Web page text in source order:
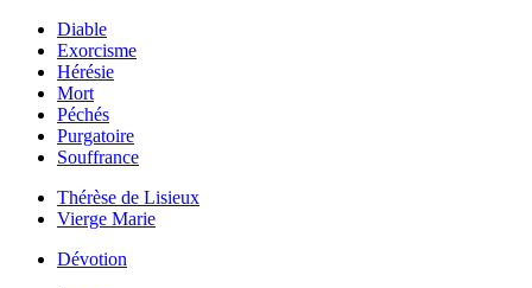
Diable
Exorcisme
Hérésie
Mort
Péchés
Purgatoire
Souffrance
Thérèse de Lisieux
Vierge Marie
Dévotion